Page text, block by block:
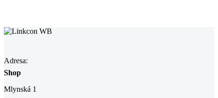
Adresa:
Shop
Mlynská 1